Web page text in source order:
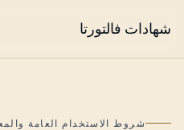
شهادات فالتورتا
شروط الاستخدام العامة